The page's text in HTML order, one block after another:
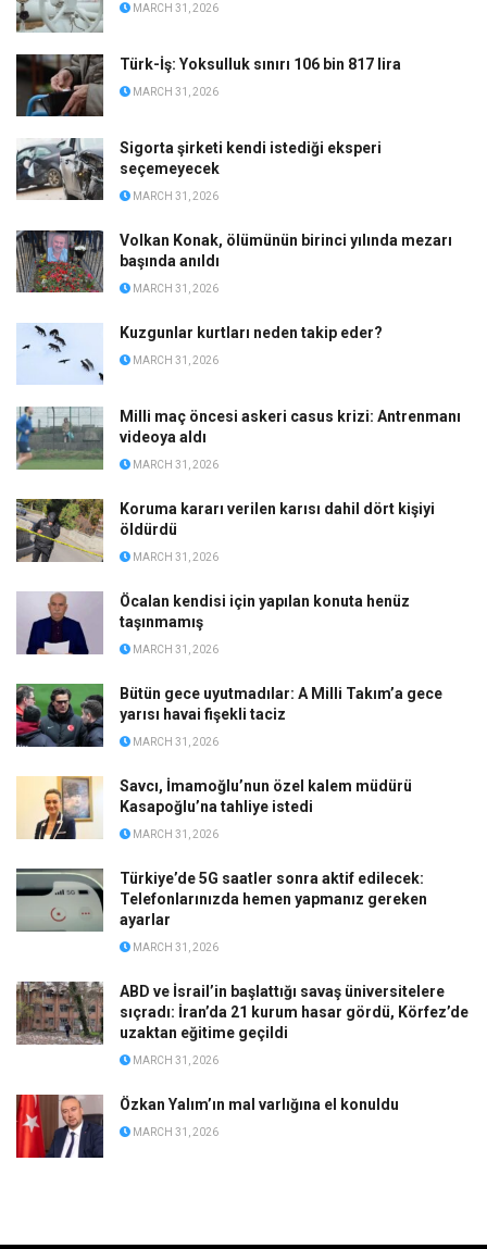
MARCH 31, 2026
Türk-İş: Yoksulluk sınırı 106 bin 817 lira
MARCH 31, 2026
Sigorta şirketi kendi istediği eksperi
seçemeyecek
MARCH 31, 2026
Volkan Konak, ölümünün birinci yılında mezarı
başında anıldı
MARCH 31, 2026
Kuzgunlar kurtları neden takip eder?
MARCH 31, 2026
Milli maç öncesi askeri casus krizi: Antrenmanı
videoya aldı
MARCH 31, 2026
Koruma kararı verilen karısı dahil dört kişiyi
öldürdü
MARCH 31, 2026
Öcalan kendisi için yapılan konuta henüz
taşınmamış
MARCH 31, 2026
Bütün gece uyutmadılar: A Milli Takım’a gece
yarısı havai fişekli taciz
MARCH 31, 2026
Savcı, İmamoğlu’nun özel kalem müdürü
Kasapoğlu’na tahliye istedi
MARCH 31, 2026
Türkiye’de 5G saatler sonra aktif edilecek:
Telefonlarınızda hemen yapmanız gereken
ayarlar
MARCH 31, 2026
ABD ve İsrail’in başlattığı savaş üniversitelere
sıçradı: İran’da 21 kurum hasar gördü, Körfez’de
uzaktan eğitime geçildi
MARCH 31, 2026
Özkan Yalım’ın mal varlığına el konuldu
MARCH 31, 2026